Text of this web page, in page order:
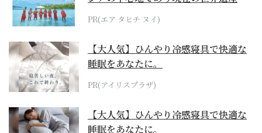
らみえてくる...
PR(エア タヒチ ヌイ)
【大人気】ひんやり冷感寝具で快適な
睡眠をあなたに。
PR(アイリスプラザ)
【大人気】ひんやり冷感寝具で快適な
睡眠をあなたに。